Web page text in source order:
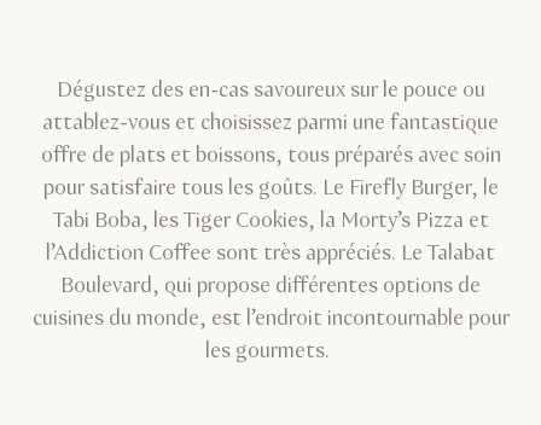
Dégustez des en-cas savoureux sur le pouce ou
attablez-vous et choisissez parmi une fantastique
offre de plats et boissons, tous préparés avec soin
pour satisfaire tous les goûts. Le Firefly Burger, le
Tabi Boba, les Tiger Cookies, la Morty’s Pizza et
l’Addiction Coffee sont très appréciés. Le Talabat
Boulevard, qui propose différentes options de
cuisines du monde, est l’endroit incontournable pour
les gourmets.